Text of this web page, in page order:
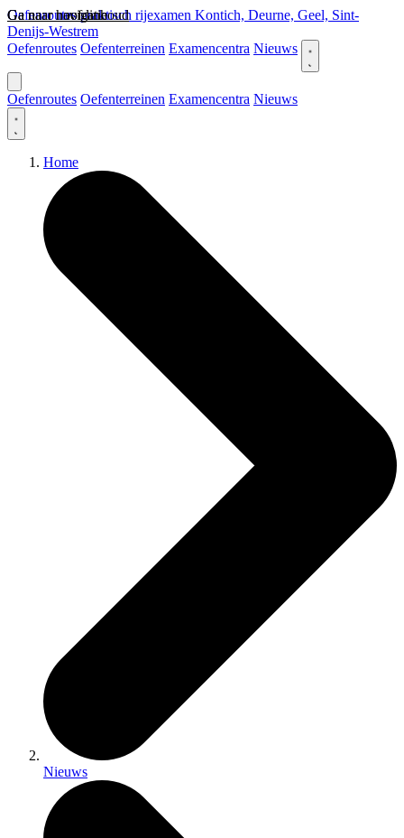
Ga naar hoofdinhoud
Ga naar navigatie
Oefenroutes praktisch rijexamen Kontich, Deurne, Geel, Sint-
Denijs-Westrem
Oefenroutes Oefenterreinen Examencentra Nieuws
Oefenroutes Oefenterreinen Examencentra Nieuws
Home
Nieuws